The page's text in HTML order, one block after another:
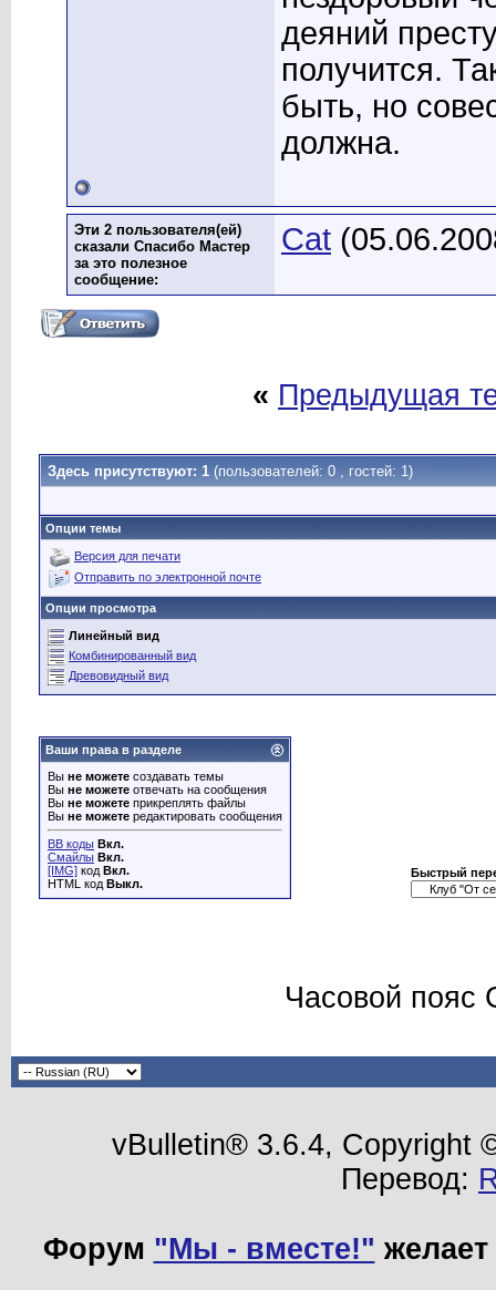
деяний
получится.
быть, но
должна.
Эти 2 пользователя(ей)
сказали Спасибо Мастер
за это полезное
сообщение:
Cat
« Предыдущая
Здесь присутствуют: 1 (пользователей: 0 , гостей: 1)
Опции темы
Версия для печати
Отправить по электронной почте
Опции просмотра
Линейный вид
Комбинированный вид
Древовидный вид
Ваши права в разделе
Вы не можете создавать темы
Вы не можете отвечать на сообщения
Вы не можете прикреплять файлы
Вы не можете редактировать сообщения
BB коды Вкл.
Смайлы Вкл.
[IMG] код Вкл.
HTML код Выкл.
Быстрый
Часовой пояс
vBulletin® 3.6.4, Copyright
Перевод:
Форум "Мы - вместе!"